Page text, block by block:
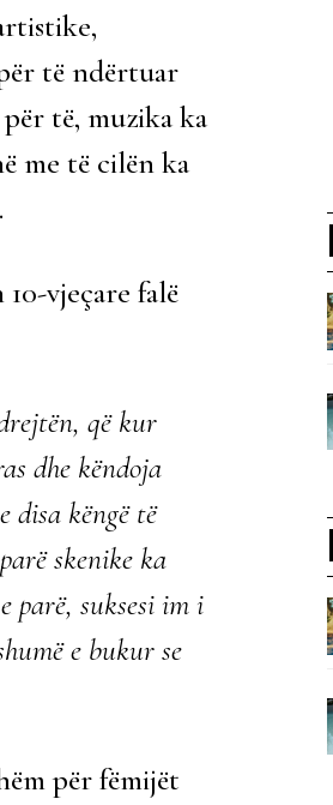
të ndërtuar
të, muzika ka
me të cilën ka
vjeçare falë
që kur
dhe këndoja
disa këngë të
skenike ka
parë, suksesi im i
e bukur se
për fëmijët